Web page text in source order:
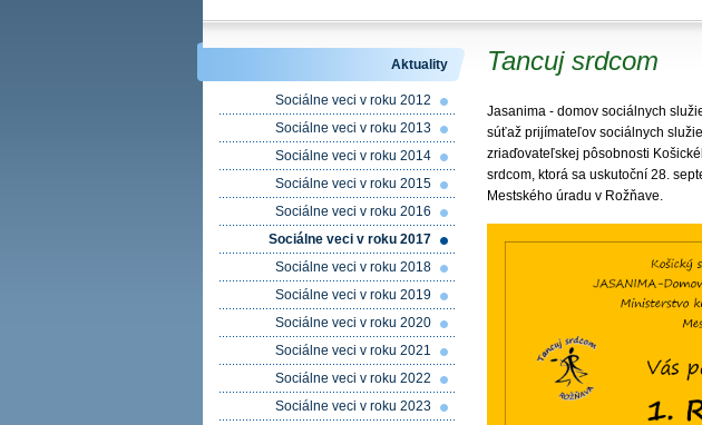
Tancuj srdcom
Jasanima - domov sociálnych
súťaž prijímateľov sociálnych
zriaďovateľskej pôsobnosti
srdcom, ktorá sa uskutoční 28.
Mestského úradu v Rožňave.
Aktuality
Sociálne veci v roku 2012
Sociálne veci v roku 2013
Sociálne veci v roku 2014
Sociálne veci v roku 2015
Sociálne veci v roku 2016
Sociálne veci v roku 2017
Sociálne veci v roku 2018
Sociálne veci v roku 2019
Sociálne veci v roku 2020
Sociálne veci v roku 2021
Sociálne veci v roku 2022
Sociálne veci v roku 2023